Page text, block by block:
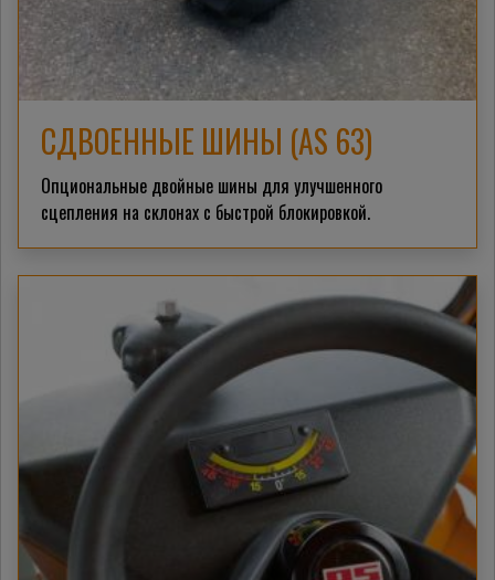
СДВОЕННЫЕ ШИНЫ (AS 63)
Опциональные двойные шины для улучшенного
сцепления на склонах с быстрой блокировкой.